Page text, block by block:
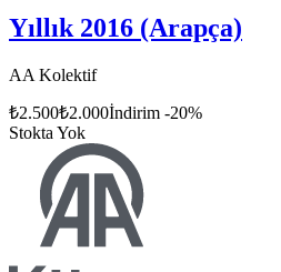
Yıllık 2016 (Arapça)
AA Kolektif
₺2.500₺2.000İndirim -20%
Stokta Yok